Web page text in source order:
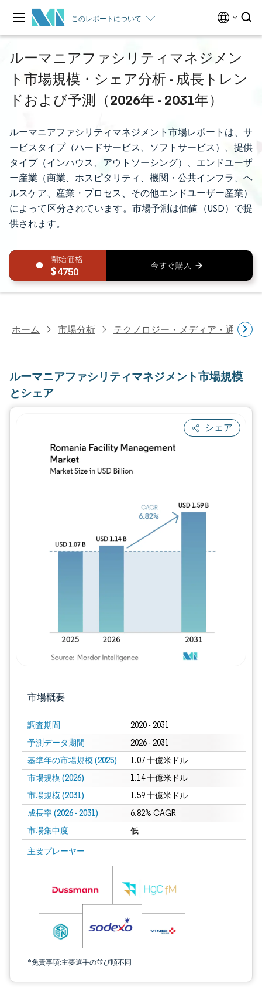
このレポートについて
ルーマニアファシリティマネジメン
ト市場規模・シェア分析 - 成長トレン
ドおよび予測（2026年 - 2031年）
ルーマニアファシリティマネジメント市場レポートは、サ
ービスタイプ（ハードサービス、ソフトサービス）、提供
タイプ（インハウス、アウトソーシング）、エンドユーザ
ー産業（商業、ホスピタリティ、機関・公共インフラ、ヘ
ルスケア、産業・プロセス、その他エンドユーザー産業）
によって区分されています。市場予測は価値（USD）で提
供されます。
4750
ホーム 市場分析 テクノロジー・メディア・通信研
ルーマニアファシリティマネジメント市場規模
とシェア
シェア
市場概要
調査期間 2020 - 2031
予測データ期間 2026 - 2031
基準年の市場規模 (2025) 1.07 十億米ドル
市場規模 (2026) 1.14 十億米ドル
市場規模 (2031) 1.59 十億米ドル
成長率 (2026 - 2031) 6.82% CAGR
市場集中度 低
主要プレーヤー
*免責事項:主要選手の並び順不同
画像 © Mordor Intelligence。再利用にはCC BY 4.0の表示が必要です。